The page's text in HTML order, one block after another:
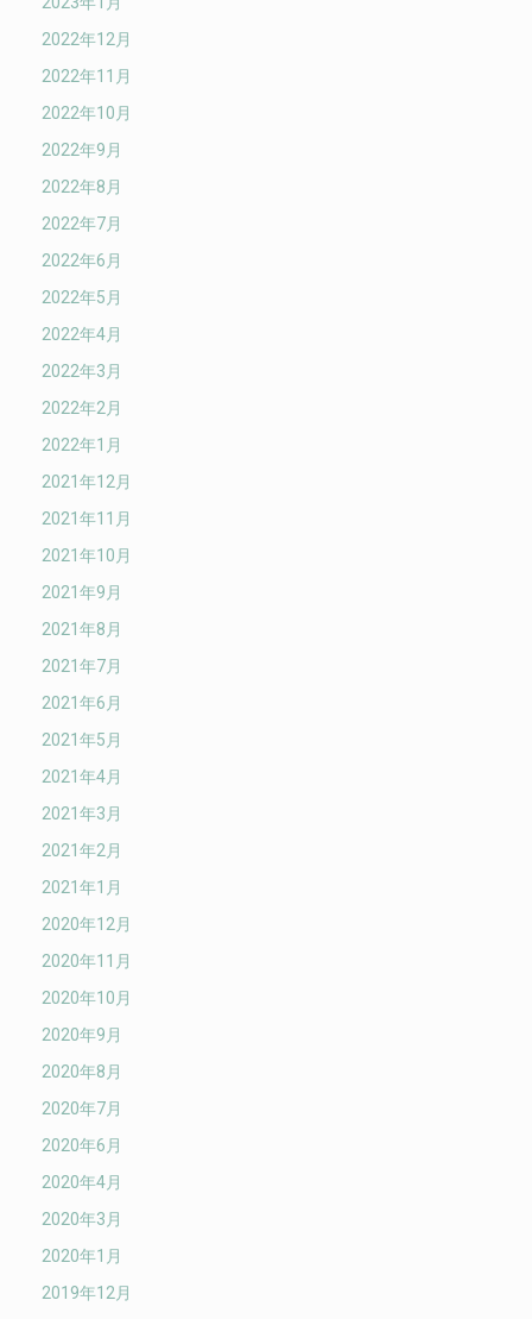
2022年12月
2022年11月
2022年10月
2022年9月
2022年8月
2022年7月
2022年6月
2022年5月
2022年4月
2022年3月
2022年2月
2022年1月
2021年12月
2021年11月
2021年10月
2021年9月
2021年8月
2021年7月
2021年6月
2021年5月
2021年4月
2021年3月
2021年2月
2021年1月
2020年12月
2020年11月
2020年10月
2020年9月
2020年8月
2020年7月
2020年6月
2020年4月
2020年3月
2020年1月
2019年12月